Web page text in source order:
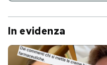
In evidenza